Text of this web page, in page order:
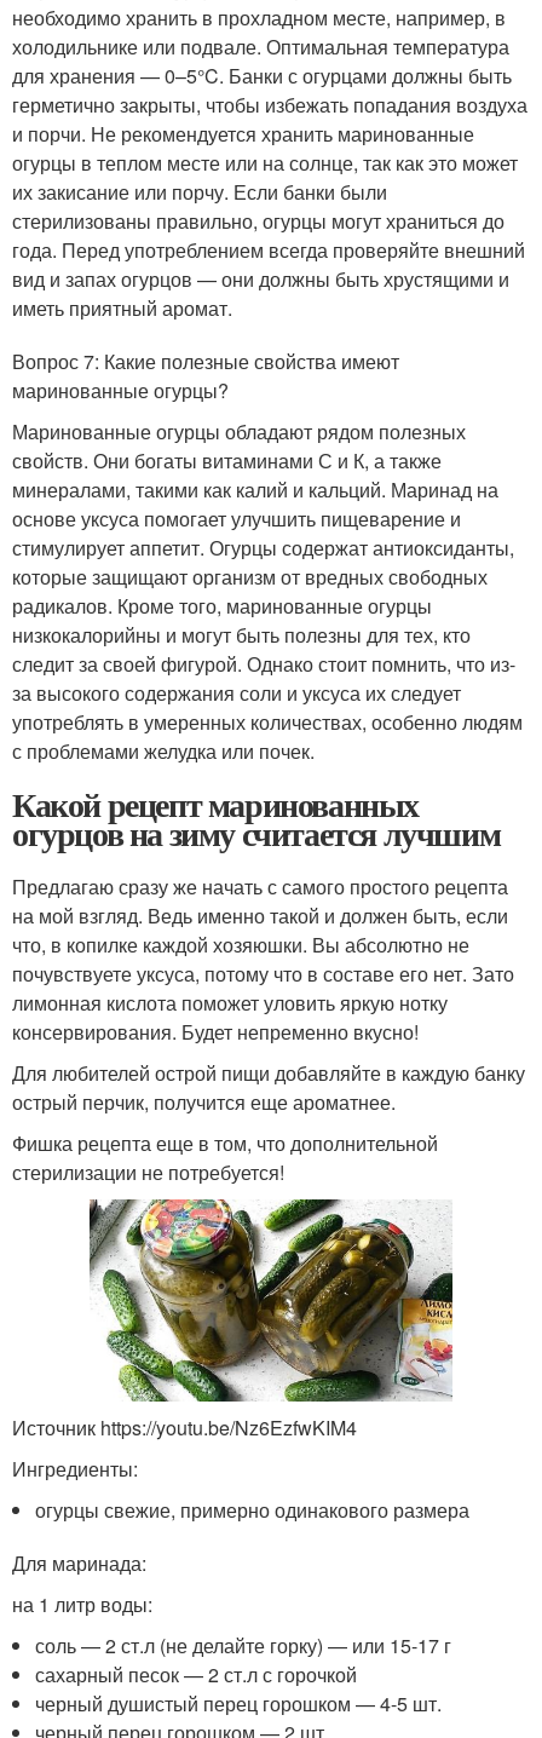
необходимо хранить в прохладном месте, например, в
холодильнике или подвале. Оптимальная температура
для хранения — 0–5°C. Банки с огурцами должны быть
герметично закрыты, чтобы избежать попадания воздуха
и порчи. Не рекомендуется хранить маринованные
огурцы в теплом месте или на солнце, так как это может
их закисание или порчу. Если банки были
стерилизованы правильно, огурцы могут храниться до
года. Перед употреблением всегда проверяйте внешний
вид и запах огурцов — они должны быть хрустящими и
иметь приятный аромат.
Вопрос 7: Какие полезные свойства имеют
маринованные огурцы?
Маринованные огурцы обладают рядом полезных
свойств. Они богаты витаминами С и К, а также
минералами, такими как калий и кальций. Маринад на
основе уксуса помогает улучшить пищеварение и
стимулирует аппетит. Огурцы содержат антиоксиданты,
которые защищают организм от вредных свободных
радикалов. Кроме того, маринованные огурцы
низкокалорийны и могут быть полезны для тех, кто
следит за своей фигурой. Однако стоит помнить, что из-
за высокого содержания соли и уксуса их следует
употреблять в умеренных количествах, особенно людям
с проблемами желудка или почек.
Какой рецепт маринованных
огурцов на зиму считается лучшим
Предлагаю сразу же начать с самого простого рецепта
на мой взгляд. Ведь именно такой и должен быть, если
что, в копилке каждой хозяюшки. Вы абсолютно не
почувствуете уксуса, потому что в составе его нет. Зато
лимонная кислота поможет уловить яркую нотку
консервирования. Будет непременно вкусно!
Для любителей острой пищи добавляйте в каждую банку
острый перчик, получится еще ароматнее.
Фишка рецепта еще в том, что дополнительной
стерилизации не потребуется!
Источник https://youtu.be/Nz6EzfwKIM4
Ингредиенты:
огурцы свежие, примерно одинакового размера
Для маринада:
на 1 литр воды:
соль — 2 ст.л (не делайте горку) — или 15-17 г
сахарный песок — 2 ст.л с горочкой
черный душистый перец горошком — 4-5 шт.
черный перец горошком — 2 шт.